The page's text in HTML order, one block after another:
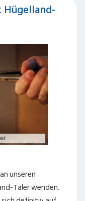
Hügelland-
unseren
Täler wenden.